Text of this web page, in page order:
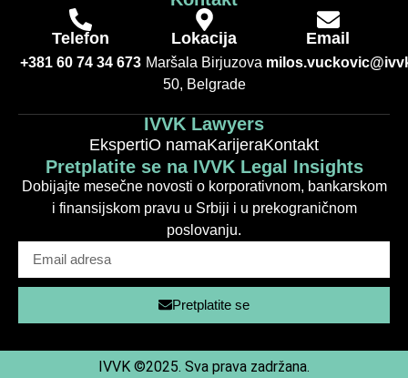
Telefon
+381 60 74 34 673
Lokacija
Maršala Birjuzova
50, Belgrade
Email
IVVK Lawyers
EkspertiO namaKarijeraKontakt
Pretplatite se na IVVK Legal Insights
Dobijajte mesečne novosti o korporativnom, bankarskom
i finansijskom pravu u Srbiji i u prekograničnom
poslovanju.
Pretplatite se
IVVK ©2025. Sva prava zadržana.